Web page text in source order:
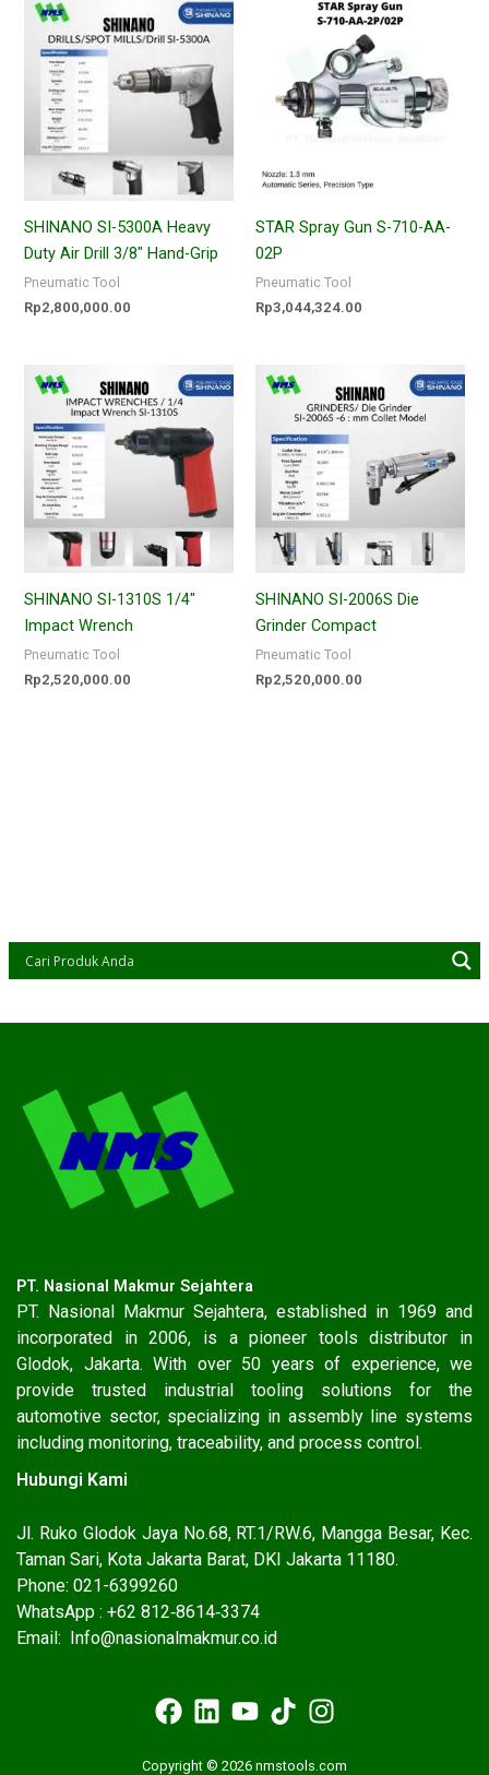
SHINANO SI-5300A Heavy
Duty Air Drill 3/8″ Hand-Grip
Pneumatic Tool
Rp2,800,000.00
STAR Spray Gun S-710-AA-
02P
Pneumatic Tool
Rp3,044,324.00
SHINANO SI-1310S 1/4″
Impact Wrench
Pneumatic Tool
Rp2,520,000.00
SHINANO SI-2006S Die
Grinder Compact
Pneumatic Tool
Rp2,520,000.00
PT. Nasional Makmur Sejahtera
PT. Nasional Makmur Sejahtera, established in 1969 and
incorporated in 2006, is a pioneer tools distributor in
Glodok, Jakarta. With over 50 years of experience, we
provide trusted industrial tooling solutions for the
automotive sector, specializing in assembly line systems
including monitoring, traceability, and process control.
Hubungi Kami
Jl. Ruko Glodok Jaya No.68, RT.1/RW.6, Mangga Besar, Kec.
Taman Sari, Kota Jakarta Barat, DKI Jakarta 11180.
Phone: 021-6399260
WhatsApp : ‪+62 812‑8614‑3374‬
Email: Info@nasionalmakmur.co.id
Copyright © 2026 nmstools.com